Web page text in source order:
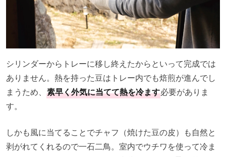
シリンダーからトレーに移し終えたからといって完成では
ありません。熱を持った豆はトレー内でも焙煎が進んでし
まうため、 素早く外気に当てて熱を冷ます必要がありま
す。
しかも風に当てることでチャフ（焼けた豆の皮）も自然と
剥がれてくれるので一石二鳥。室内でウチワを使って冷ま